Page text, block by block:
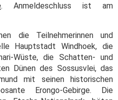
. Anmeldeschluss ist am
die Teilnehmerinnen und
Hauptstadt Windhoek, die
Wüste, die Schatten- und
Dünen des Sossusvlei, das
mit seinen historischen
Erongo-Gebirge. Die